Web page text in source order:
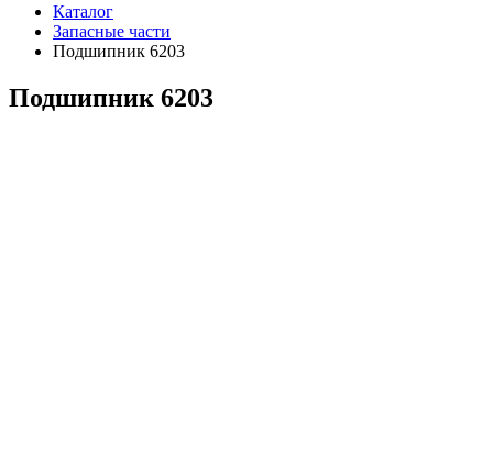
Каталог
Запасные части
Подшипник 6203
Подшипник 6203